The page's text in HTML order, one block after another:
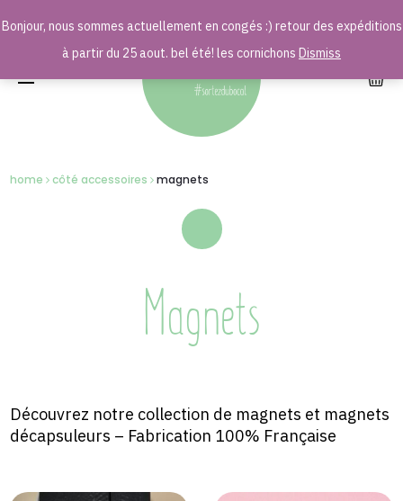
Magnets
home côté accessoires magnets
Découvrez notre collection de magnets et magnets
décapsuleurs – Fabrication 100% Française
Bonjour, nous sommes actuellement en congés :) retour des expéditions
à partir du 25 aout. bel été! les cornichons Dismiss